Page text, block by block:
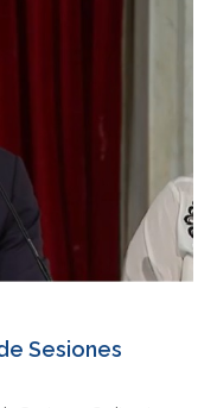
Sesiones